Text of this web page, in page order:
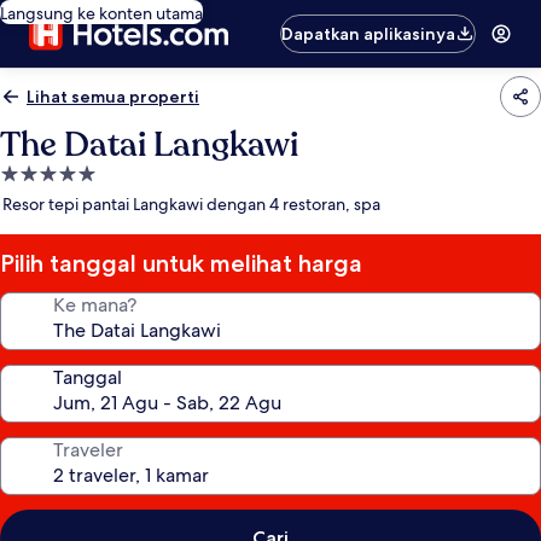
Langsung ke konten utama
Dapatkan aplikasinya
Lihat semua properti
The Datai Langkawi
Properti
bintang
Resor tepi pantai Langkawi dengan 4 restoran, spa
Pilih tanggal untuk melihat harga
Ke mana?
Tanggal
Traveler